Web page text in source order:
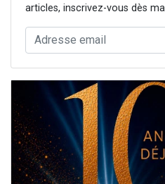
articles, inscrivez-vous dès